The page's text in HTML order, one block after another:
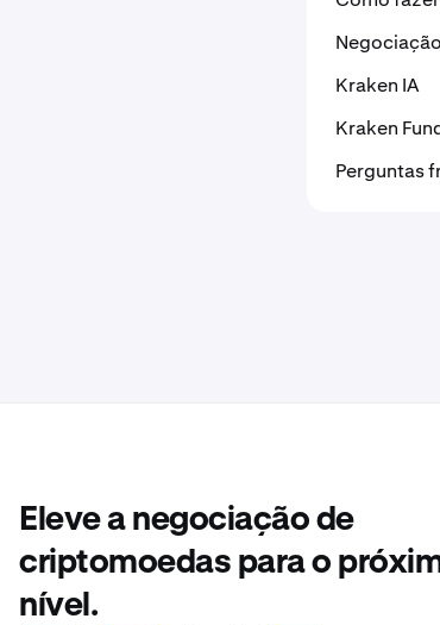
Kraken IA
Kraken
Perguntas
Eleve a negociação de
criptomoedas para o
nível.